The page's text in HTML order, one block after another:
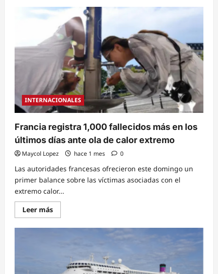
¡Francia
clasifica
a
Cuartos
de
Final!
superar
por
la
mínima
a
Paraguay
1-
0
INTERNACIONALES
Francia registra 1,000 fallecidos más en los
últimos días ante ola de calor extremo
Maycol Lopez hace 1 mes 0
Las autoridades francesas ofrecieron este domingo un
primer balance sobre las víctimas asociadas con el
extremo calor...
Leer másRead
more
Francia